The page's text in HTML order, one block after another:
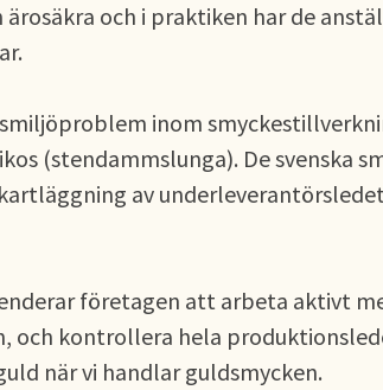
och i praktiken har de
inom
(stendammslunga). De svenska
av
företagen att arbeta aktivt
och kontrollera hela
när vi handlar guldsmycken.